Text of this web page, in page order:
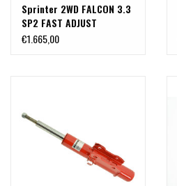
Sprinter 2WD FALCON 3.3
SP2 FAST ADJUST
Stoßdämpferkit
€1.665,00